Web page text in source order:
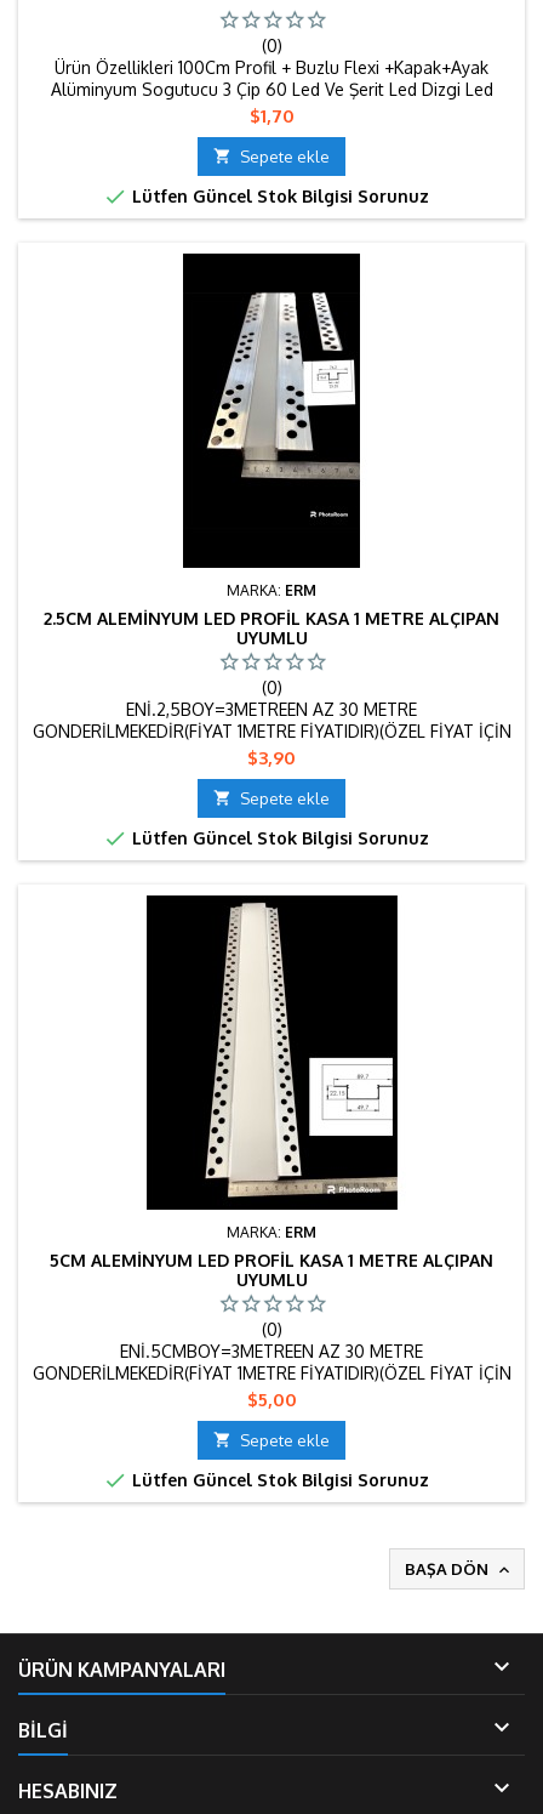
(0)
Ürün Özellikleri 100Cm Profil + Buzlu Flexi +Kapak+Ayak
Alüminyum Sogutucu 3 Çip 60 Led Ve Şerit Led Dizgi Led
Uygun +2 Kapak +2 Ayak Boyutlar: 100Cm (Çok Amaçlı
Kullanma Özelliği) 2 Kanallıdır (seffaf buzlu) sipariş vermeden
önce müsteri temsilcinize kasa ust kapak bilgisi veriniz
Fiyat
$1,70
 Sepete ekle
 Lütfen Güncel Stok Bilgisi Sorunuz
MARKA: ERM
2.5CM ALEMINYUM LED PROFIL KASA 1 METRE ALÇIPAN
UYUMLU
(0)
ENİ.2,5BOY=3METREEN AZ 30 METRE
GONDERİLMEKEDİR(FİYAT 1METRE FİYATIDIR)(ÖZEL FİYAT İÇİN
MÜSTERİ TEMSİLCİSİYLE İLETİŞME GEÇİNİZ)
Fiyat
$3,90
 Sepete ekle
 Lütfen Güncel Stok Bilgisi Sorunuz
MARKA: ERM
5CM ALEMINYUM LED PROFIL KASA 1 METRE ALÇIPAN
UYUMLU
(0)
ENİ.5CMBOY=3METREEN AZ 30 METRE
GONDERİLMEKEDİR(FİYAT 1METRE FİYATIDIR)(ÖZEL FİYAT İÇİN
MÜSTERİ TEMSİLCİSİYLE İLETİŞME GEÇİNİZ)
Fiyat
$5,00
 Sepete ekle
 Lütfen Güncel Stok Bilgisi Sorunuz
BAŞA DÖN 
ÜRÜN KAMPANYALARI 
BİLGİ 
HESABINIZ 